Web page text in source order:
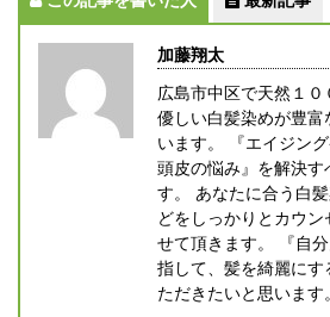
加藤翔太
広島市中区で天然１
優しい白髪染めが豊
います。 『エイジン
頭皮の悩み』を解決す
す。 あなたに合う白
どをしっかりとカウ
せて頂きます。 『自
指して、髪を綺麗に
ただきたいと思います。